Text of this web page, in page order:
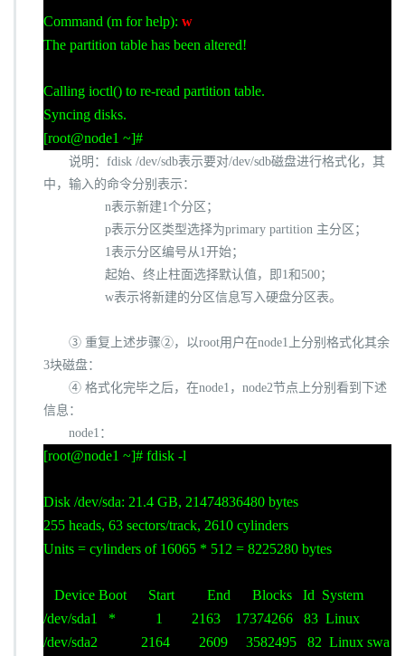
Command (m for help): w
The partition table has been altered!
Calling ioctl() to re-read partition table.
Syncing disks.
[root@node1 ~]#
说明： fdisk /dev/sdb表示要对/dev/sdb磁盘进行格式化，其
中，输入的命令分别表示：
n表示新建1个分区；
p表示分区类型选择为primary partition 主分区；
1表示分区编号从1开始；
起始、终止柱面选择默认值，即1和500；
w表示将新建的分区信息写入硬盘分区表。
③ 重复上述步骤②，以root用户在node1 上分别格式化其余
3块磁盘：
④ 格式化完毕之后，在node1 ， node2节点上分别看到下述
信息：
node1 ：
[root@node1 ~]# fdisk -l
Disk /dev/sda: 21.4 GB, 21474836480 bytes
255 heads, 63 sectors/track, 2610 cylinders
Units = cylinders of 16065 * 512 = 8225280 bytes
Device Boot Start End Blocks Id System
/dev/sda1 * 1 2163 17374266 83 Linux
/dev/sda2 2164 2609 3582495 82 Linux swa